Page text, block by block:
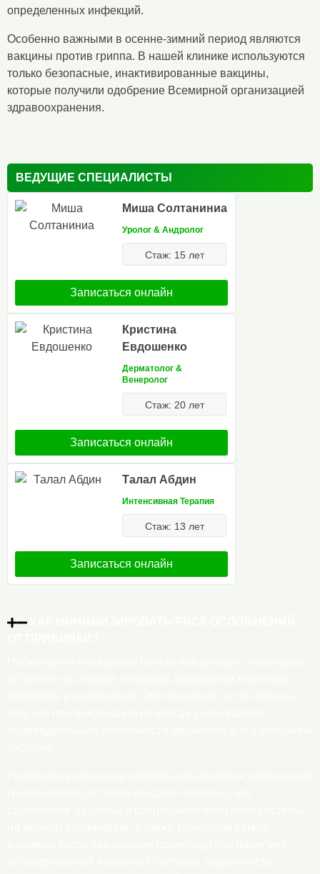
определенных инфекций.
Особенно важными в осенне-зимний период являются
вакцины против гриппа. В нашей клинике используются
только безопасные, инактивированные вакцины,
которые получили одобрение Всемирной организацией
здравоохранения.
ВЕДУЩИЕ СПЕЦИАЛИСТЫ
Миша Солтаниниа
Уролог & Aндролог
Стаж: 15 лет
Записаться онлайн
Кристина
Евдошенко
Дерматолог &
Венеролог
Стаж: 20 лет
Записаться онлайн
Талал Абдин
Интенсивная Терапия
Стаж: 13 лет
Записаться онлайн